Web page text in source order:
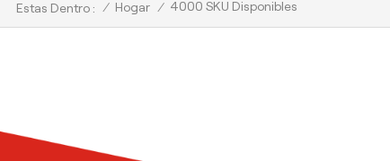
Estas Dentro : / Hogar / 4000 SKU Disponibles